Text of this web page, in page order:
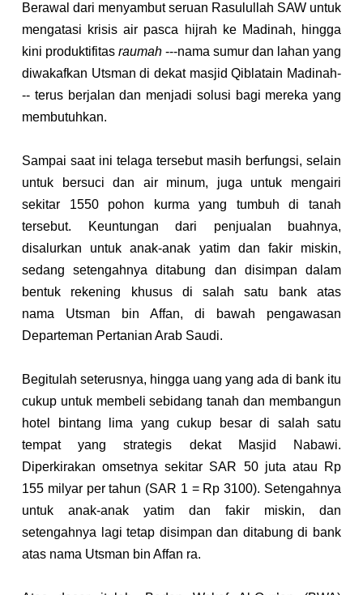
Berawal dari menyambut seruan Rasulullah SAW untuk
mengatasi krisis air pasca hijrah ke Madinah, hingga
kini produktifitas raumah ---nama sumur dan lahan yang
diwakafkan Utsman di dekat masjid Qiblatain Madinah-
-- terus berjalan dan menjadi solusi bagi mereka yang
membutuhkan.
Sampai saat ini telaga tersebut masih berfungsi, selain
untuk bersuci dan air minum, juga untuk mengairi
sekitar 1550 pohon kurma yang tumbuh di tanah
tersebut. Keuntungan dari penjualan buahnya,
disalurkan untuk anak-anak yatim dan fakir miskin,
sedang setengahnya ditabung dan disimpan dalam
bentuk rekening khusus di salah satu bank atas
nama Utsman bin Affan, di bawah pengawasan
Departeman Pertanian Arab Saudi.
Begitulah seterusnya, hingga uang yang ada di bank itu
cukup untuk membeli sebidang tanah dan membangun
hotel bintang lima yang cukup besar di salah satu
tempat yang strategis dekat Masjid Nabawi.
Diperkirakan omsetnya sekitar SAR 50 juta atau Rp
155 milyar per tahun (SAR 1 = Rp 3100). Setengahnya
untuk anak-anak yatim dan fakir miskin, dan
setengahnya lagi tetap disimpan dan ditabung di bank
atas nama Utsman bin Affan ra.